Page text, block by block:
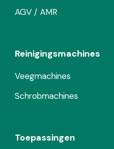
AGV / AMR
Reinigingsmachines
Veegmachines
Schrobmachines
Toepassingen